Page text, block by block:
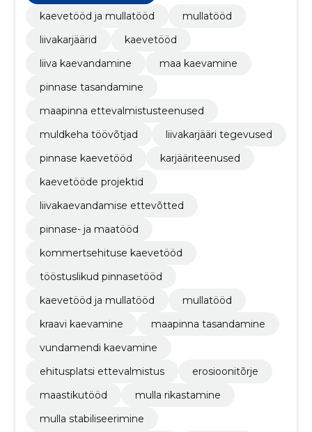
kaevetööd ja mullatööd
mullatööd
liivakarjäärid
kaevetööd
liiva kaevandamine
maa kaevamine
pinnase tasandamine
maapinna ettevalmistusteenused
muldkeha töövõtjad
liivakarjääri tegevused
pinnase kaevetööd
karjääriteenused
kaevetööde projektid
liivakaevandamise ettevõtted
pinnase- ja maatööd
kommertsehituse kaevetööd
tööstuslikud pinnasetööd
kaevetööd ja mullatööd
mullatööd
kraavi kaevamine
maapinna tasandamine
vundamendi kaevamine
ehitusplatsi ettevalmistus
erosioonitõrje
maastikutööd
mulla rikastamine
mulla stabiliseerimine